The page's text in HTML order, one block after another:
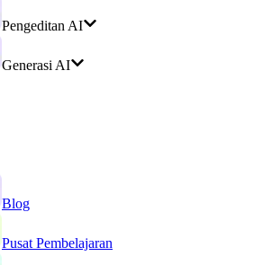
Pengeditan AI
Generasi AI
Blog
Pusat Pembelajaran